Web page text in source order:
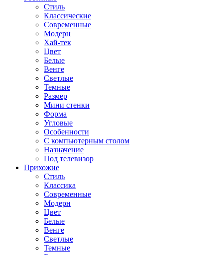
Стиль
Классические
Современные
Модерн
Хай-тек
Цвет
Белые
Венге
Светлые
Темные
Размер
Мини стенки
Форма
Угловые
Особенности
С компьютерным столом
Назначение
Под телевизор
Прихожие
Стиль
Классика
Современные
Модерн
Цвет
Белые
Венге
Светлые
Темные